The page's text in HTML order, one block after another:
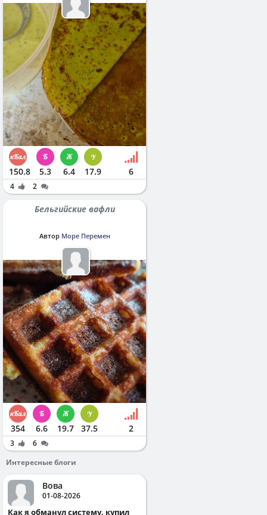
150.8 5.3 6.4 17.9 6
4 2
Бельгийские вафли
Автор Море Перемен
354 6.6 19.7 37.5 2
3
6
Интересные блоги
Вова
01-08-2026
Как я обманул систему, купил